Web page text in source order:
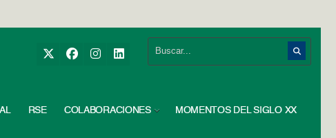
RSE COLABORACIONES MOMENTOS DEL SIGLO XX